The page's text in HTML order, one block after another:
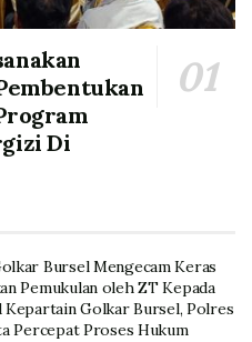
Di
Bursel Mengecam Keras
Pemukulan oleh ZT Kepada
Golkar Bursel, Polres
Percepat Proses Hukum